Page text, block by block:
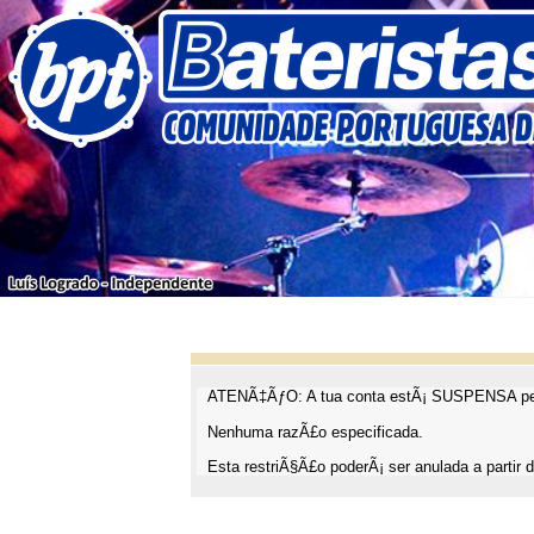
ATENÃ‡ÃƒO: A tua conta estÃ¡ SUSPENSA
Nenhuma razÃ£o especificada.
Esta restriÃ§Ã£o poderÃ¡ ser anulada a partir